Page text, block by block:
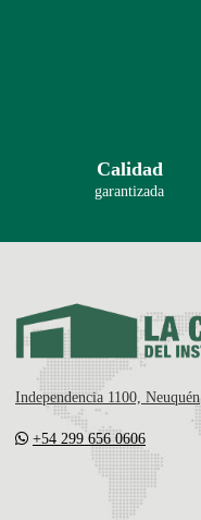
Calidad
garantizada
Independencia 1100, Neuquén
+54 299 656 0606